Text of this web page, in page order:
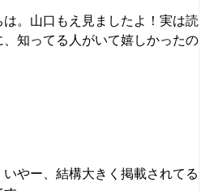
。山口もえ見ましたよ！実は読
知ってる人がいて嬉しかったの
やー、結構大きく掲載されてる